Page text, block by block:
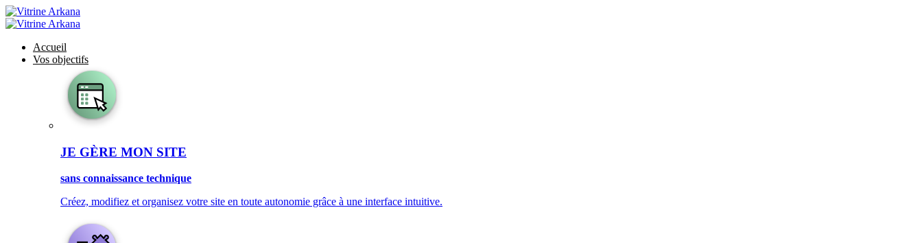
Accueil
Vos objectifs
JE GÈRE MON SITE
sans connaissance technique
Créez, modifiez et organisez votre site en toute autonomie grâce à une interface intuitive.